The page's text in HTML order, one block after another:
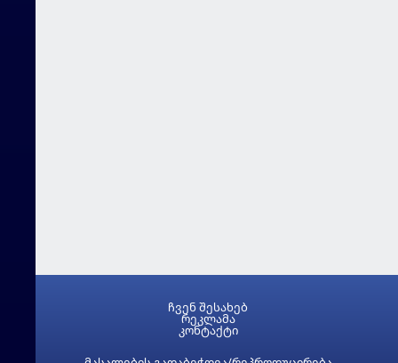
ჩვენ შესახებ
რეკლამა
კონტაქტი